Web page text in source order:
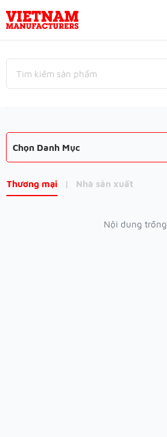
Chọn Danh Mục
Thương mại | Nhà sản xuất
Nội dung trống